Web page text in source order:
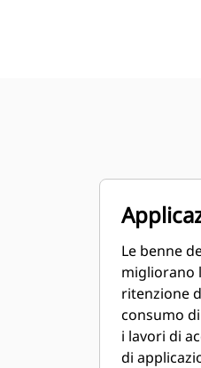
Le benne
migliorano
ritenzione
consumo
i lavori di
di